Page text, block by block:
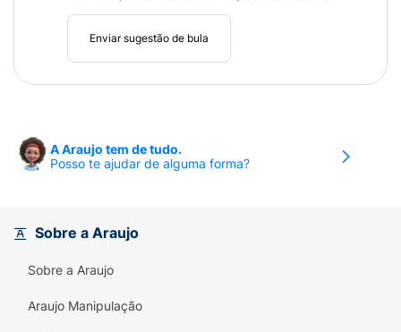
Enviar sugestão de bula
A Araujo tem de tudo.
Posso te ajudar de alguma forma?
Sobre a Araujo
Sobre a Araujo
Araujo Manipulação